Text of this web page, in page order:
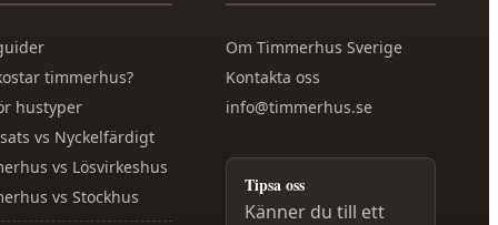
timmerhus?
hustyper
vs Nyckelfärdigt
vs Lösvirkeshus
vs Stockhus
Om Timmerhus Sverige
Kontakta oss
info@timmerhus.se
Tipsa oss
Känner du till ett